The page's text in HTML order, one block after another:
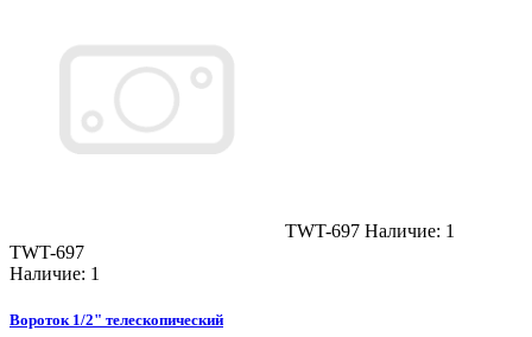
TWT-697 Наличие: 1
TWT-697
Наличие: 1
Вороток 1/2" телескопический